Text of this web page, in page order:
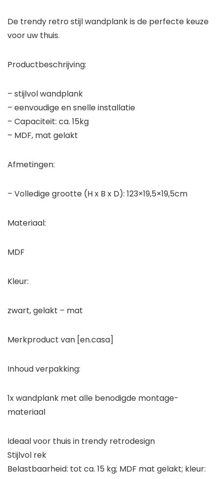
De trendy retro stijl wandplank is de perfecte keuze
voor uw thuis.
Productbeschrijving:
– stijlvol wandplank
– eenvoudige en snelle installatie
– Capaciteit: ca. 15kg
– MDF, mat gelakt
Afmetingen:
– Volledige grootte (H x B x D): 123×19,5×19,5cm
Materiaal:
MDF
Kleur:
zwart, gelakt – mat
Merkproduct van [en.casa]
Inhoud verpakking:
1x wandplank met alle benodigde montage-
materiaal
Ideaal voor thuis in trendy retrodesign
Stijlvol rek
Belastbaarheid: tot ca. 15 kg; MDF mat gelakt; kleur: